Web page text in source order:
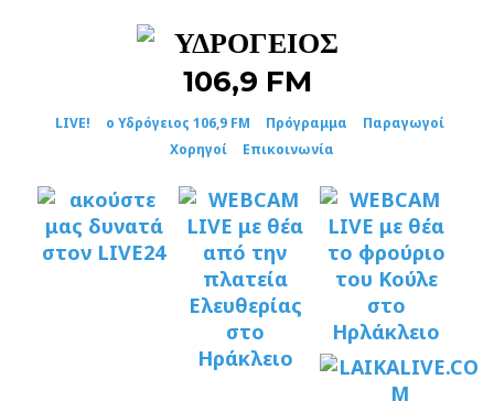
LIVE! ο Υδρόγειος 106,9 FM Πρόγραμμα
Παραγωγοί
Χορηγοί
Επικοινωνία